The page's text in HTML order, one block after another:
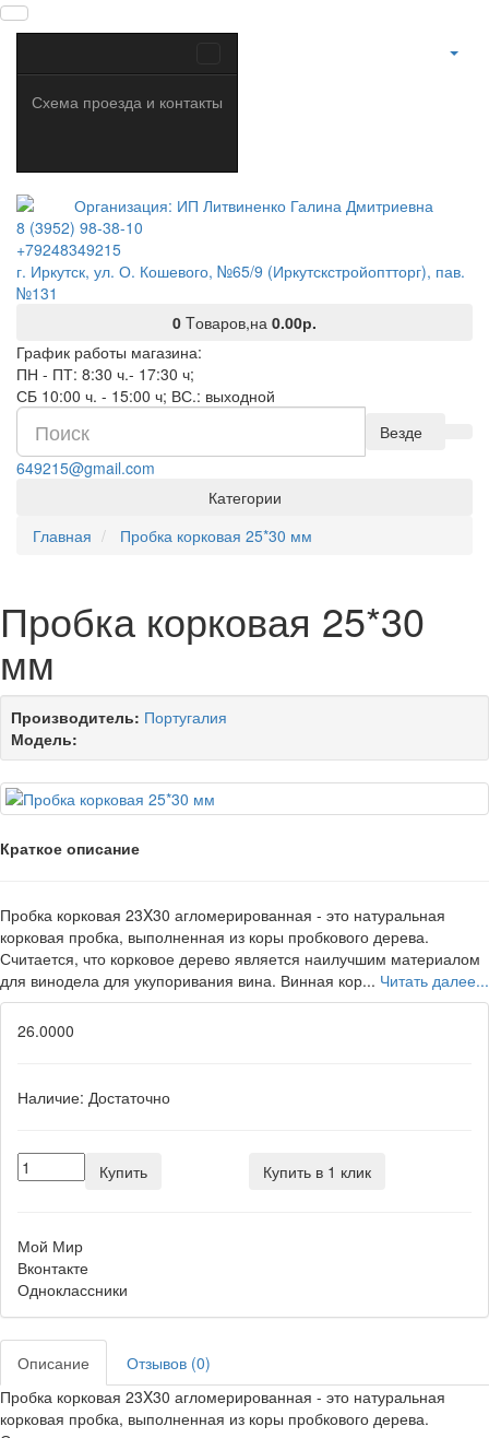
Схема проезда и контакты
8 (3952) 98-38-10
+79248349215
г. Иркутск, ул. О. Кошевого, №65/9 (Иркутскстройоптторг), пав.
№131
0 Tоваров,на 0.00р.
График работы магазина:
ПН - ПТ: 8:30 ч.- 17:30 ч;
СБ 10:00 ч. - 15:00 ч; ВС.: выходной
Везде
649215@gmail.com
Категории
Главная
Пробка корковая 25*30 мм
Пробка корковая 25*30
мм
Производитель: Португалия
Модель:
Краткое описание
Пробка корковая 23X30 агломерированная - это натуральная
корковая пробка, выполненная из коры пробкового дерева.
Считается, что корковое дерево является наилучшим материалом
для винодела для укупоривания вина. Винная кор... Читать далее...
26.0000
Наличие: Достаточно
Купить Купить в 1 клик
Мой Мир
Вконтакте
Одноклассники
Описание
Отзывов (0)
Пробка корковая 23X30 агломерированная - это натуральная
корковая пробка, выполненная из коры пробкового дерева.